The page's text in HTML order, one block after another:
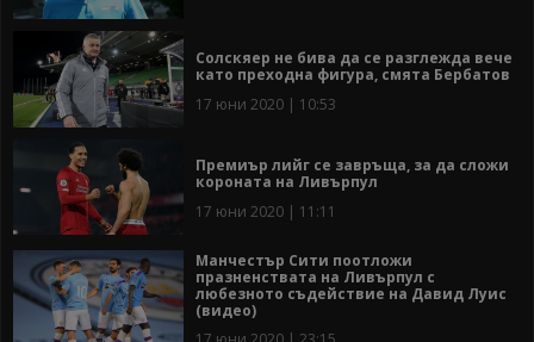
Солскяер не бива да се разглежда вече
като преходна фигура, смята Бербатов
17 юни 2020 | 10:53
Премиър лийг се завръща, за да сложи
короната на Ливърпул
17 юни 2020 | 11:11
Манчестър Сити поотложи
празненствата на Ливърпул с
любезното съдействие на Давид Луис
(видео)